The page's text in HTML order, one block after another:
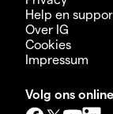
Help en
Over IG
Cookies
Impressum
Volg ons online